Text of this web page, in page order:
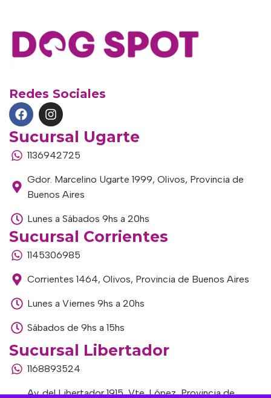
Redes Sociales
Sucursal Ugarte
1136942725
Gdor. Marcelino Ugarte 1999, Olivos, Provincia de
Buenos Aires
Lunes a Sábados 9hs a 20hs
Sucursal Corrientes
1145306985
Corrientes 1464, Olivos, Provincia de Buenos Aires
Lunes a Viernes 9hs a 20hs
Sábados de 9hs a 15hs
Sucursal Libertador
1168893524
Av. del Libertador 1915, Vte. López, Provincia de